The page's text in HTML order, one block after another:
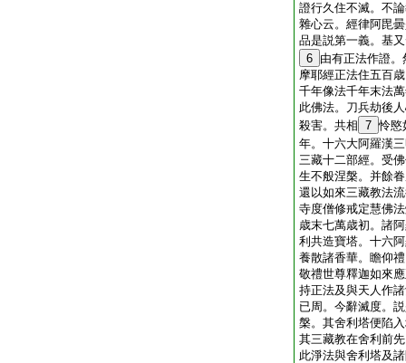
證行久住不滅。不
雜心云。經律阿毘
品是説第一義。基
6 由有正法作證
摩耶經正法住五百
千年像法千年末法
此佛法。刀兵劫後
殺害。共相 7 怜愍
年。十六大阿羅漢
三藏十二部經。受
生不般涅槃。并餘
還以如來三藏教法
寺度僧修戒定慧佛
歳末七萬歳初。諸
利共造寶塔。十六
養散諸香華。瞻仰
敬禮世尊釋迦如來
持正法及與天人作
已周。今辭滅度。
槃。其舍利塔便陷
其三藏教在舍利前
此淨法與舍利塔及